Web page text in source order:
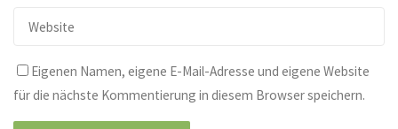
Eigenen Namen, eigene E-Mail-Adresse und eigene Website
für die nächste Kommentierung in diesem Browser speichern.